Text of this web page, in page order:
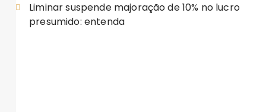
Liminar suspende majoração de 10% no lucro
presumido: entenda